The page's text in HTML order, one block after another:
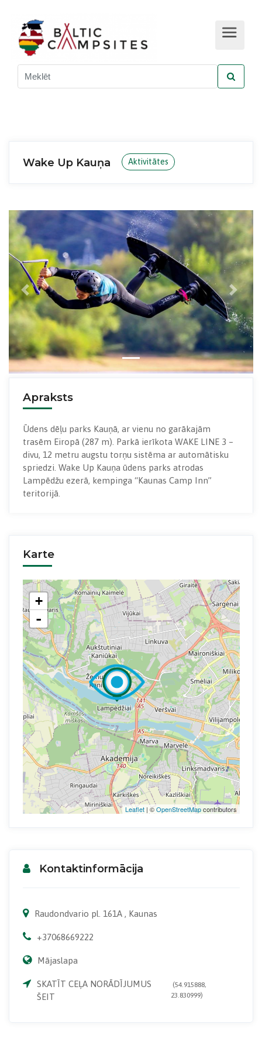
Wake Up Kauņa Aktivitātes
Previous Next
Apraksts
Ūdens dēļu parks Kauņā, ar vienu no garākajām
trasēm Eiropā (287 m). Parkā ierīkota WAKE LINE 3 –
divu, 12 metru augstu torņu sistēma ar automātisku
spriedzi. Wake Up Kauņa ūdens parks atrodas
Lampēdžu ezerā, kempinga “Kaunas Camp Inn”
teritorijā.
Karte
+
-
Leaflet| ©OpenStreetMapcontributors
Kontaktinformācija
Raudondvario pl. 161A , Kaunas
+37068669222
Mājaslapa
SKATĪT CEĻA NORĀDĪJUMUS
ŠEIT
(54.915888,
23.830999)